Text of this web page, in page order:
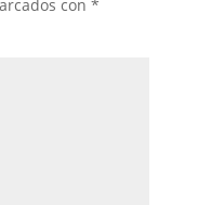
con *